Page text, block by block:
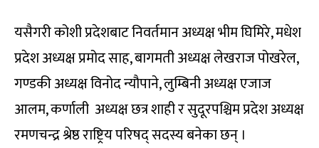
यसैगरी कोशी प्रदेशबाट निवर्तमान अध्यक्ष भीम घिमिरे, मधेश
प्रदेश अध्यक्ष प्रमोद साह, बागमती अध्यक्ष लेखराज पोखरेल,
गण्डकी अध्यक्ष विनोद न्यौपाने, लुम्बिनी अध्यक्ष एजाज
आलम, कर्णाली अध्यक्ष छत्र शाही र सुदूरपश्चिम प्रदेश अध्यक्ष
रमणचन्द्र श्रेष्ठ राष्ट्रिय परिषद् सदस्य बनेका छन् ।